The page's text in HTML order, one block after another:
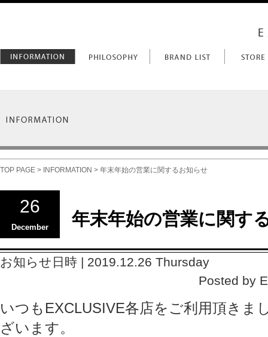
TOP PAGE > INFORMATION > 年末年始の営業に関するお知らせ
26
December 年末年始の営業に関す
お知らせ日時 | 2019.12.26 Thursday
Posted by
いつもEXCLUSIVE各店をご利用頂きま
ざいます。